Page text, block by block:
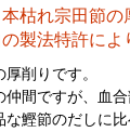
枯れ宗田節
製法特許によ
削りです。
間ですが、血
鰹節のだしに